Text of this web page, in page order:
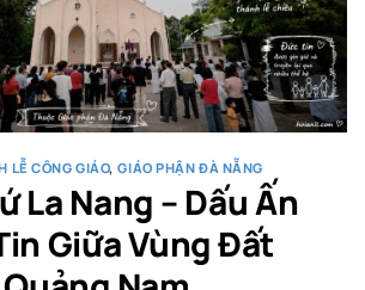
LỄ CÔNG GIÁO,GIÁO PHẬN ĐÀ NẴNG
La Nang – Dấu Ấn
Giữa Vùng Đất